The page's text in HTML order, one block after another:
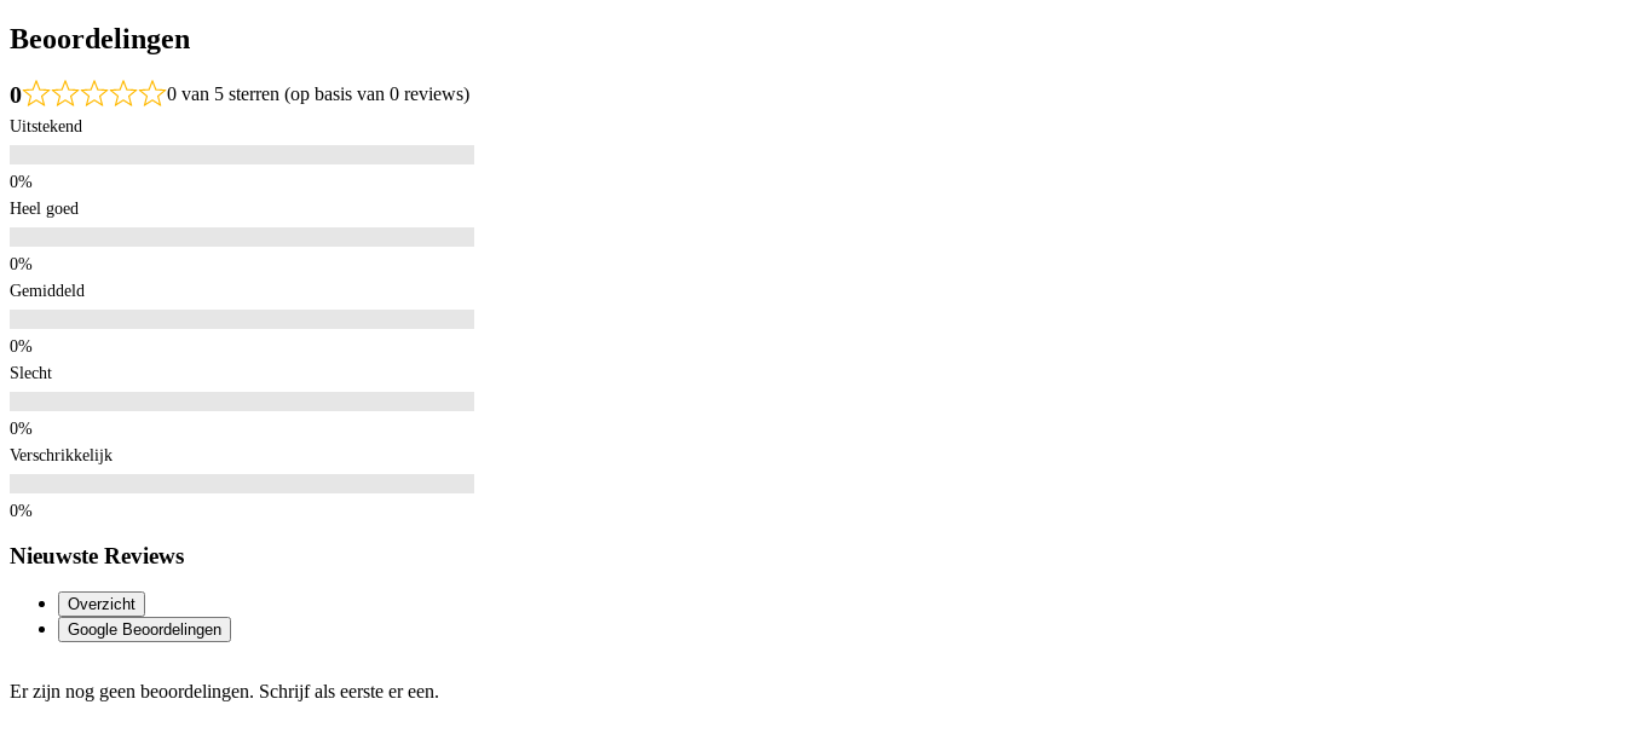
Beoordelingen
0 0 van 5 sterren (op basis van 0 reviews)
Uitstekend
Heel goed
Gemiddeld
Slecht
Verschrikkelijk
Nieuwste Reviews
Overzicht
Google Beoordelingen
Er zijn nog geen beoordelingen. Schrijf als eerste er een.